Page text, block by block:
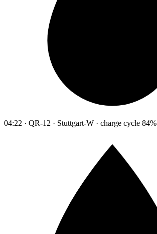
04:22 · QR-12 · Stuttgart-W · charge cycle 84%